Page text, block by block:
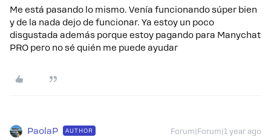
Me está pasando lo mismo. Venía funcionando súper bien
y de la nada dejo de funcionar. Ya estoy un poco
disgustada además porque estoy pagando para Manychat
PRO pero no sé quién me puede ayudar
PaolaP AUTHOR Forum|Forum|1 year ago